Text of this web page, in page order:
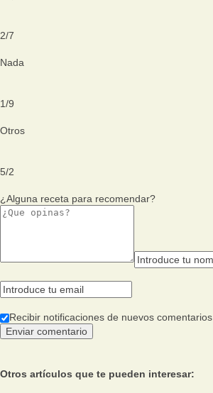
2/7
Nada
1/9
Otros
5/2
¿Alguna receta para recomendar?
Recibir notificaciones de nuevos comentarios
Otros artículos que te pueden interesar: